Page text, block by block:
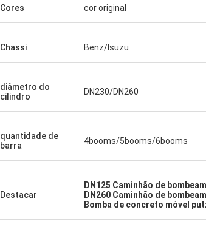
Cores cor original
Chassi Benz/Isuzu
diâmetro do
cilindro
DN230/DN260
quantidade de
barra
4booms/5booms/6booms
Destacar
DN125 Caminhão de
DN260 Caminhão de
Bomba de concreto móvel